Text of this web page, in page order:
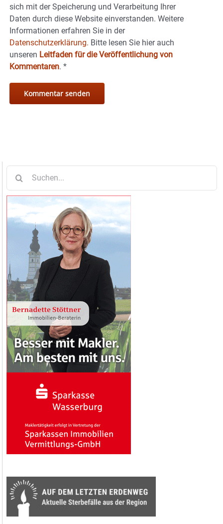
sich mit der Speicherung und Verarbeitung Ihrer
Daten durch diese Website einverstanden. Weitere
Informationen erfahren Sie in der
Datenschutzerklärung. Bitte lesen Sie hier auch
unseren Leitfaden für die Veröffentlichung von
Kommentaren. *
nach: